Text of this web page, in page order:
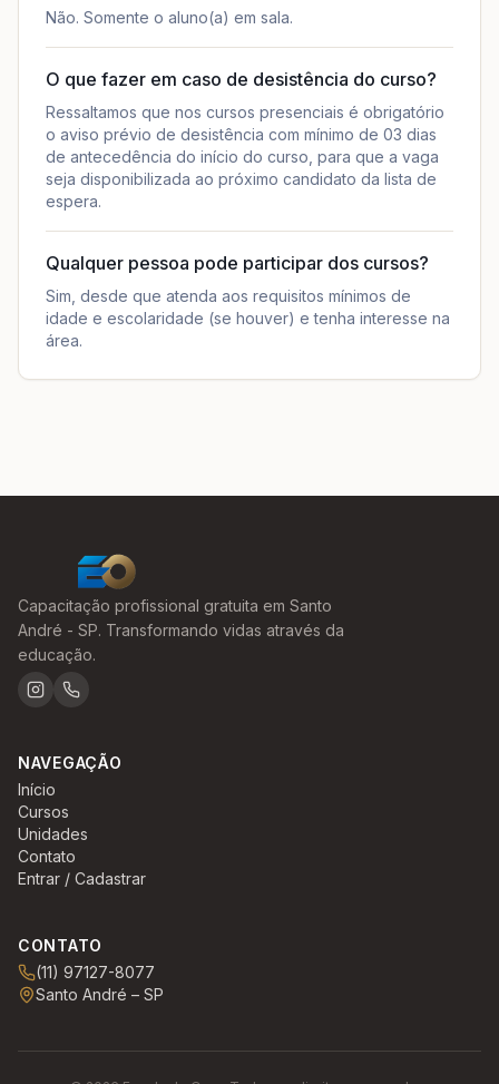
Não. Somente o aluno(a) em sala.
O que fazer em caso de desistência do curso?
Ressaltamos que nos cursos presenciais é obrigatório
o aviso prévio de desistência com mínimo de 03 dias
de antecedência do início do curso, para que a vaga
seja disponibilizada ao próximo candidato da lista de
espera.
Qualquer pessoa pode participar dos cursos?
Sim, desde que atenda aos requisitos mínimos de
idade e escolaridade (se houver) e tenha interesse na
área.
Capacitação profissional gratuita em Santo
André - SP. Transformando vidas através da
educação.
NAVEGAÇÃO
Início
Cursos
Unidades
Contato
Entrar / Cadastrar
CONTATO
(11) 97127-8077
Santo André – SP